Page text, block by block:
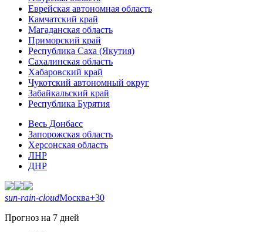
Еврейская автономная область
Камчатский край
Магаданская область
Приморский край
Республика Саха (Якутия)
Сахалинская область
Хабаровский край
Чукотский автономный округ
Забайкальский край
Республика Бурятия
Весь Донбасс
Запорожская область
Херсонская область
ЛНР
ДНР
sun-rain-cloudМосква+30
Прогноз на 7 дней